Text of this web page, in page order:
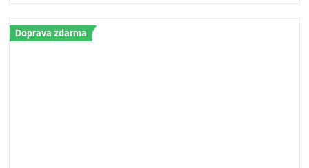
Doprava zdarma